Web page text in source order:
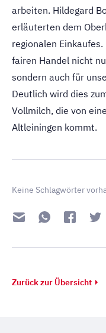
arbeiten. Hildegard
erläuterten dem
regionalen
fairen Handel nicht
sondern auch für
Deutlich wird dies
Vollmilch, die von
Altleiningen kommt.
Keine Schlagwörter
Zurück zur Übersicht